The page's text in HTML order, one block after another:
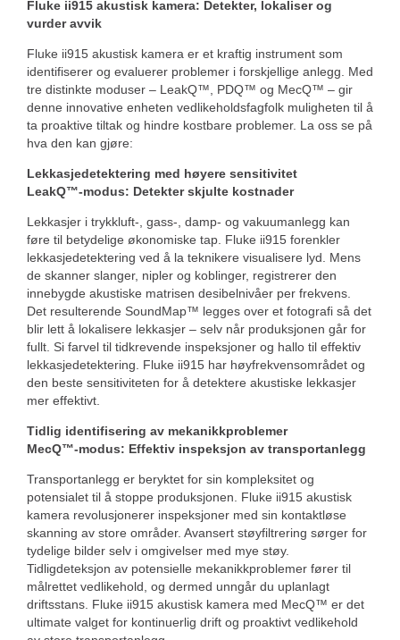
Fluke ii915 akustisk kamera: Detekter, lokaliser og
vurder avvik
Fluke ii915 akustisk kamera er et kraftig instrument som
identifiserer og evaluerer problemer i forskjellige anlegg. Med
tre distinkte moduser – LeakQ™, PDQ™ og MecQ™ – gir
denne innovative enheten vedlikeholdsfagfolk muligheten til å
ta proaktive tiltak og hindre kostbare problemer. La oss se på
hva den kan gjøre:
Lekkasjedetektering med høyere sensitivitet
LeakQ™-modus: Detekter skjulte kostnader
Lekkasjer i trykkluft-, gass-, damp- og vakuumanlegg kan
føre til betydelige økonomiske tap. Fluke ii915 forenkler
lekkasjedetektering ved å la teknikere visualisere lyd. Mens
de skanner slanger, nipler og koblinger, registrerer den
innebygde akustiske matrisen desibelnivåer per frekvens.
Det resulterende SoundMap™ legges over et fotografi så det
blir lett å lokalisere lekkasjer – selv når produksjonen går for
fullt. Si farvel til tidkrevende inspeksjoner og hallo til effektiv
lekkasjedetektering. Fluke ii915 har høyfrekvensområdet og
den beste sensitiviteten for å detektere akustiske lekkasjer
mer effektivt.
Tidlig identifisering av mekanikkproblemer
MecQ™-modus: Effektiv inspeksjon av transportanlegg
Transportanlegg er beryktet for sin kompleksitet og
potensialet til å stoppe produksjonen. Fluke ii915 akustisk
kamera revolusjonerer inspeksjoner med sin kontaktløse
skanning av store områder. Avansert støyfiltrering sørger for
tydelige bilder selv i omgivelser med mye støy.
Tidligdeteksjon av potensielle mekanikkproblemer fører til
målrettet vedlikehold, og dermed unngår du uplanlagt
driftsstans. Fluke ii915 akustisk kamera med MecQ™ er det
ultimate valget for kontinuerlig drift og proaktivt vedlikehold